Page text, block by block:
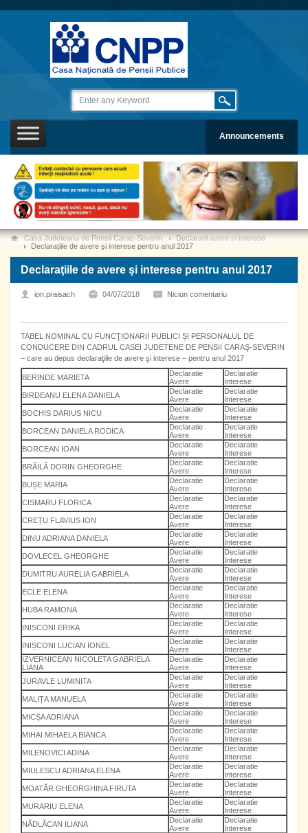
Announcements
Casa Judeteana de Pensii Caras-Severin
Declararii avere si interese
Declaraţiile de avere şi interese pentru anul 2017
Declaraţiile de avere şi interese pentru anul 2017
ion.praisach 04/07/2018 Niciun comentariu
TABEL NOMINAL CU FUNCŢIONARII PUBLICI ȘI PERSONALUL DE
CONDUCERE DIN CADRUL CASEI JUDETENE DE PENSII CARAŞ-SEVERIN
– care au depus declaraţiile de avere şi interese – pentru anul 2017
BERINDE MARIETA
Declaratie
Avere
Declaratie
Interese
BIRDEANU ELENA DANIELA
Declaratie
Avere
Declaratie
Interese
BOCHIS DARIUS NICU
Declaratie
Avere
Declaratie
Interese
BORCEAN DANIELA RODICA
Declaratie
Avere
Declaratie
Interese
BORCEAN IOAN
Declaratie
Avere
Declaratie
Interese
BRĂILĂ DORIN GHEORGHE
Declaratie
Avere
Declaratie
Interese
BUȘE MARIA
Declaratie
Avere
Declaratie
Interese
CISMARU FLORICA
Declaratie
Avere
Declaratie
Interese
CREȚU FLAVIUS ION
Declaratie
Avere
Declaratie
Interese
DINU ADRIANA DANIELA
Declaratie
Avere
Declaratie
Interese
DOVLECEL GHEORGHE
Declaratie
Avere
Declaratie
Interese
DUMITRU AURELIA GABRIELA
Declaratie
Avere
Declaratie
Interese
ECLE ELENA
Declaratie
Avere
Declaratie
Interese
HUBA RAMONA
Declaratie
Avere
Declaratie
Interese
INISCONI ERIKA
Declaratie
Avere
Declaratie
Interese
INIȘCONI LUCIAN IONEL
Declaratie
Avere
Declaratie
Interese
IZVERNICEAN NICOLETA GABRIELA
LIANA
Declaratie
Avere
Declaratie
Interese
JURAVLE LUMINITA
Declaratie
Avere
Declaratie
Interese
MALIȚA MANUELA
Declaratie
Avere
Declaratie
Interese
MICȘA ADRIANA
Declaratie
Avere
Declaratie
Interese
MIHAI MIHAELA BIANCA
Declaratie
Avere
Declaratie
Interese
MILENOVICI ADINA
Declaratie
Avere
Declaratie
Interese
MIULESCU ADRIANA ELENA
Declaratie
Avere
Declaratie
Interese
MOATĂR GHEORGHINA FIRUTA
Declaratie
Avere
Declaratie
Interese
MURARIU ELENA
Declaratie
Avere
Declaratie
Interese
NĂDLĂCAN ILIANA
Declaratie
Avere
Declaratie
Interese